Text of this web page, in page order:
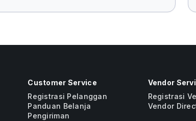
Customer Service
Registrasi Pelanggan
Panduan Belanja
Pengiriman
Vendor
Registrasi
Vendor